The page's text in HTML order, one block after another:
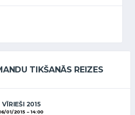
TIKŠANĀS REIZES
VĪRIEŠI 2015
01/2015 14:00